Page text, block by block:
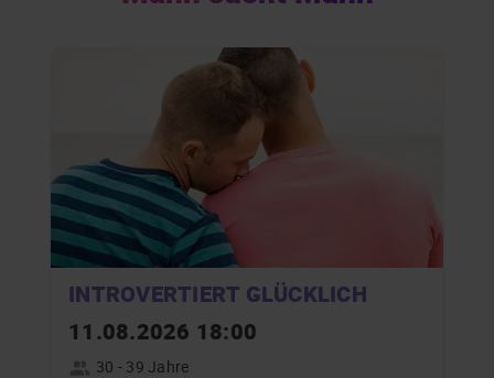
INTROVERTIERT GLÜCKLICH
11.08.2026 18:00
30 - 39 Jahre